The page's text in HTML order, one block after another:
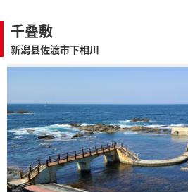
千叠敷
新潟县佐渡市下相川